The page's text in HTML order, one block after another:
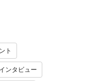
ト
ンタビュー